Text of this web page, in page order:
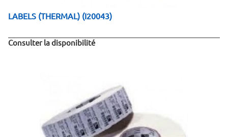
LABELS (THERMAL) (I20043)
Consulter la disponibilité